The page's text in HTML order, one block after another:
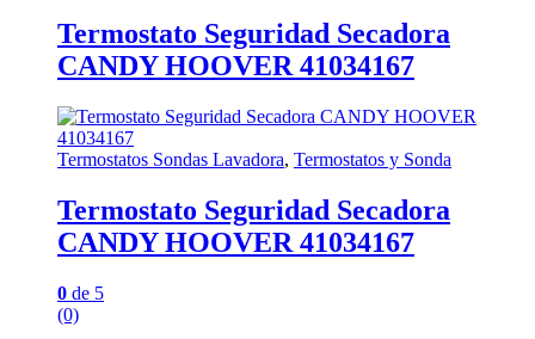
Termostato Seguridad Secadora
CANDY HOOVER 41034167
Termostatos Sondas Lavadora, Termostatos y Sonda
Termostato Seguridad Secadora
CANDY HOOVER 41034167
0 de 5
(0)